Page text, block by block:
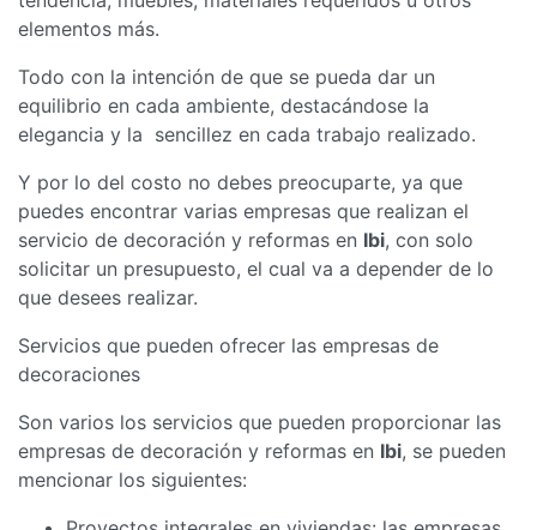
elementos más.
Todo con la intención de que se pueda dar un
equilibrio en cada ambiente, destacándose la
elegancia y la sencillez en cada trabajo realizado.
Y por lo del costo no debes preocuparte, ya que
puedes encontrar varias empresas que realizan el
servicio de decoración y reformas en Ibi, con solo
solicitar un presupuesto, el cual va a depender de lo
que desees realizar.
Servicios que pueden ofrecer las empresas de
decoraciones
Son varios los servicios que pueden proporcionar las
empresas de decoración y reformas en Ibi, se pueden
mencionar los siguientes: